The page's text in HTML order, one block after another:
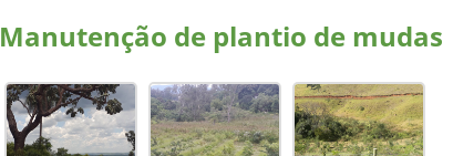
Manutenção de plantio de mudas